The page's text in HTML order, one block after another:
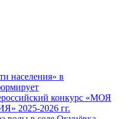
населения» в
конкурс «МОЯ
2025-2026 гг.